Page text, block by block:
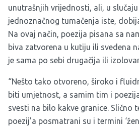
unutrašnjih vrijednosti, ali, u
jednoznačnog tumačenja iste,
Na ovaj način, poezija pisana sa
biva zatvorena u kutiju ili svedena
je sama po sebi drugačija ili
“Nešto tako otvoreno, široko i
biti umjetnost, a samim tim i
svesti na bilo kakve granice. Slično
poezij'a posmatrani su i termini